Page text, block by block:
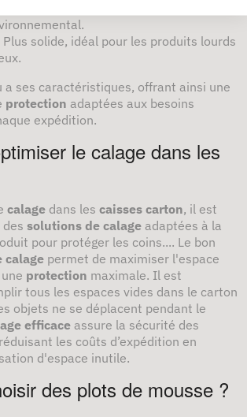
Plus solide, idéal pour les produits lourds
a ses caractéristiques, offrant ainsi une
protection adaptées aux besoins
expédition.
le calage dans les
calage dans les caisses carton, il est
solutions de calage adaptées à la
pour protéger les coins.... Le bon
calage permet de maximiser l'espace
protection maximale. Il est
tous les espaces vides dans le carton
objets ne se déplacent pendant le
efficace assure la sécurité des
les coûts d’expédition en
d'espace inutile.
des plots de mousse ?